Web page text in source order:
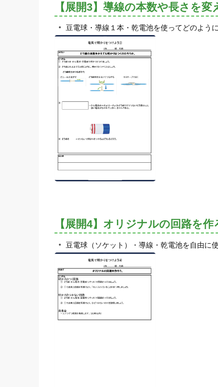
【展開3】導線の本数や長さを
豆電球・導線１本・乾電池を使ってどのよう
【展開4】オリジナルの回路を作
豆電球（ソケット）・導線・乾電池を自由に